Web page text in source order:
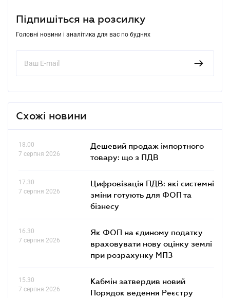
Підпишіться на розсилку
Головні новини і аналітика для вас по буднях
Схожі новини
18.00
7 серпня 2026
Дешевий продаж імпортного
товару: що з ПДВ
17.30
7 серпня 2026
Цифровізація ПДВ: які системні
зміни готують для ФОП та
бізнесу
16.30
7 серпня 2026
Як ФОП на єдиному податку
враховувати нову оцінку землі
при розрахунку МПЗ
15.30
7 серпня 2026
Кабмін затвердив новий
Порядок ведення Реєстру